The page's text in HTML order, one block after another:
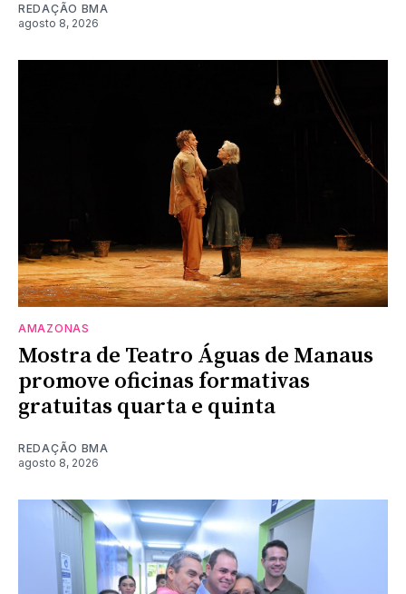
REDAÇÃO BMA
agosto 8, 2026
AMAZONAS
Mostra de Teatro Águas de Manaus
promove oficinas formativas
gratuitas quarta e quinta
REDAÇÃO BMA
agosto 8, 2026